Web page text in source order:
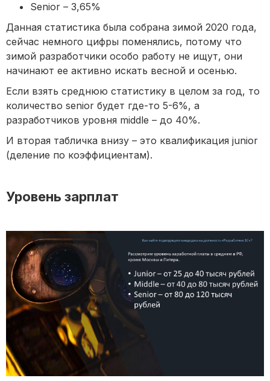
Senior – 3,65%
Данная статистика была собрана зимой 2020 года,
сейчас немного цифры поменялись, потому что
зимой разработчики особо работу не ищут, они
начинают ее активно искать весной и осенью.
Если взять среднюю статистику в целом за год, то
количество senior будет где-то 5-6%, а
разработчиков уровня middle – до 40%.
И вторая табличка внизу – это квалификация junior
(деление по коэффициентам).
Уровень зарплат